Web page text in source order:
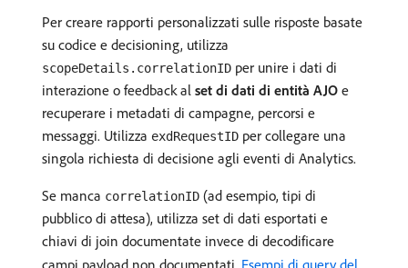
Per creare rapporti personalizzati sulle risposte basate
su codice e decisioning, utilizza
scopeDetails.correlationID per unire i dati di
interazione o feedback al set di dati di entità AJO e
recuperare i metadati di campagne, percorsi e
messaggi. Utilizza exdRequestID per collegare una
singola richiesta di decisione agli eventi di Analytics.
Se manca correlationID (ad esempio, tipi di
pubblico di attesa), utilizza set di dati esportati e
chiavi di join documentate invece di decodificare
campi payload non documentati. Esempi di query del